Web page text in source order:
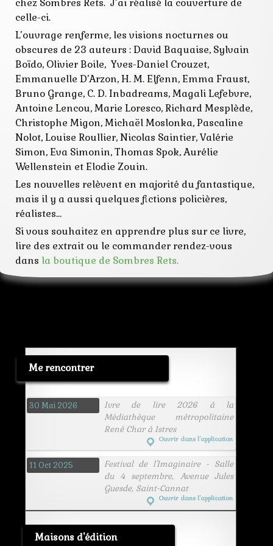
nuit
obscurité
policier
sombres rets
chez Sombres Rets. J’ai réalisé la couverture de
celle-ci.
L’ouvrage renferme, les visions nocturnes ou
obscures de 23 auteurs : David Baquaise, Sylvain
Boïdo, Olivier Boile, Yves-Daniel Crouzet,
Emmanuelle D’Arzon, H. M. Elfenn, Emma Fraust,
Bruno Grange, C. D. Inbadreams, Magali Lefebvre,
Antoine Lencou, Marie Loresco, Richard Mesplède,
Christophe Migon, Michaël Moslonka, Pascaline
Nolot, Louise Roullier, Nicolas Saintier, Valérie
Simon, Eva Simonin, Thomas Spok, Aurélie
Wellenstein et Elodie Zouin.
Les nouvelles relèvent en majorité du fantastique,
mais il y a aussi quelques fictions policières,
réalistes…
Si vous souhaitez en apprendre plus sur ce livre,
lire des extrait ou le commander rendez-vous
dans la boutique de Sombres Rets.
Me rencontrer
30 Mai 2026
Ivre de lire 2026 à la
Médiathèque métropolitaine
René Char à Istres
Ouvrir dans l’application
11 Oct 2025
Festival de l'Imaginaire - Salle
du 4 septembre, Avenue Jules
Guesde, Saint-Cannat
Ouvrir dans l’application
Maisons d'édition